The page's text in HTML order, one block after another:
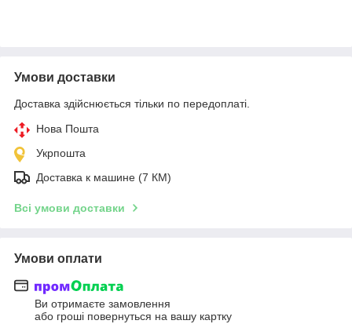
Умови доставки
Доставка здійснюється тільки по передоплаті.
Нова Пошта
Укрпошта
Доставка к машине (7 КМ)
Всі умови доставки
Умови оплати
Ви отримаєте замовлення
або гроші повернуться на вашу картку